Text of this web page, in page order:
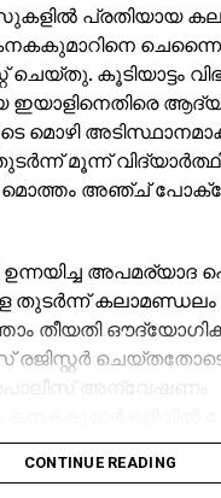
പ്രതിയായ
കൂടിയാട്ടം
മൊഴി
മൂന്ന്
മൊത്തം അഞ്ച്
അപമര്യാദ
തീയതി
അന്വേഷണം
സാഹചര്യത്തില്‍
CONTINUE READING